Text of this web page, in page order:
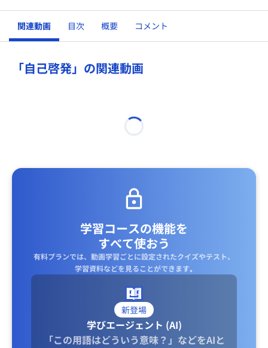
関連動画 目次 概要 コメント
「自己啓発」の関連動画
学習コースの機能を
すべて使おう
有料プランでは、動画学習ごとに設定されたクイズやテスト、
学習資料などを見ることができます｡
新登場
学びエージェント (AI)
「この用語はどういう意味？」などをAIと